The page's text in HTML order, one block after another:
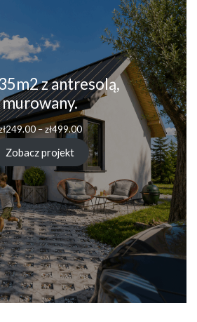
z antresolą,
murowany.
249.00–zł499.00Zakres
cen:
od
zł249.00
do
zł499.00
Zobacz projekt